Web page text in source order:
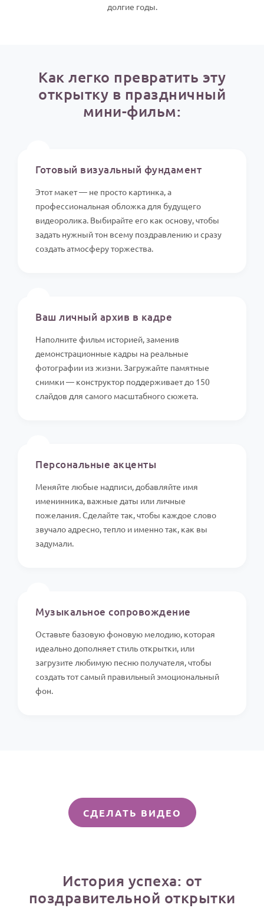
долгие годы.
Как легко превратить эту
открытку в праздничный
мини-фильм:
Готовый визуальный фундамент
Этот макет — не просто картинка, а
профессиональная обложка для будущего
видеоролика. Выбирайте его как основу, чтобы
задать нужный тон всему поздравлению и сразу
создать атмосферу торжества.
Ваш личный архив в кадре
Наполните фильм историей, заменив
демонстрационные кадры на реальные
фотографии из жизни. Загружайте памятные
снимки — конструктор поддерживает до 150
слайдов для самого масштабного сюжета.
Персональные акценты
Меняйте любые надписи, добавляйте имя
именинника, важные даты или личные
пожелания. Сделайте так, чтобы каждое слово
звучало адресно, тепло и именно так, как вы
задумали.
Музыкальное сопровождение
Оставьте базовую фоновую мелодию, которая
идеально дополняет стиль открытки, или
загрузите любимую песню получателя, чтобы
создать тот самый правильный эмоциональный
фон.
СДЕЛАТЬ ВИДЕО
История успеха: от
поздравительной открытки